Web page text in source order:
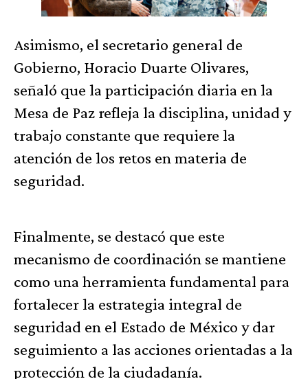
Asimismo, el secretario general de
Gobierno, Horacio Duarte Olivares,
señaló que la participación diaria en la
Mesa de Paz refleja la disciplina, unidad y
trabajo constante que requiere la
atención de los retos en materia de
seguridad.
Finalmente, se destacó que este
mecanismo de coordinación se mantiene
como una herramienta fundamental para
fortalecer la estrategia integral de
seguridad en el Estado de México y dar
seguimiento a las acciones orientadas a la
protección de la ciudadanía.